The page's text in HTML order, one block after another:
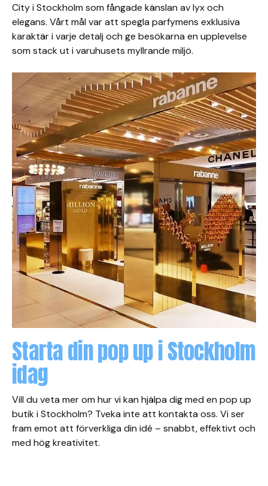
City i Stockholm som fångade känslan av lyx och
elegans. Vårt mål var att spegla parfymens exklusiva
karaktär i varje detalj och ge besökarna en upplevelse
som stack ut i varuhusets myllrande miljö.
Starta din pop up i Stockholm
idag
Vill du veta mer om hur vi kan hjälpa dig med en pop up
butik i Stockholm? Tveka inte att kontakta oss. Vi ser
fram emot att förverkliga din idé – snabbt, effektivt och
med hög kreativitet.